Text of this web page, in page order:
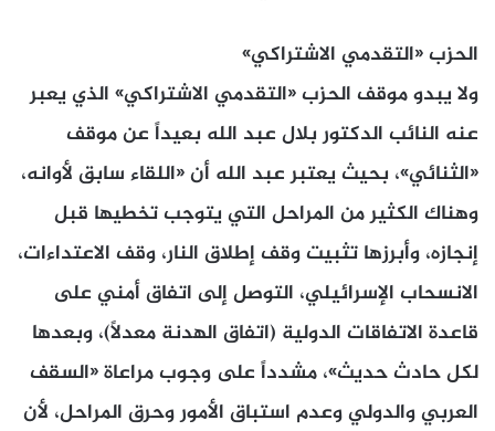
الحزب «التقدمي الاشتراكي»
ولا يبدو موقف الحزب «التقدمي الاشتراكي» الذي يعبر
عنه النائب الدكتور بلال عبد الله بعيداً عن موقف
«الثنائي»، بحيث يعتبر عبد الله أن «اللقاء سابق لأوانه،
وهناك الكثير من المراحل التي يتوجب تخطيها قبل
إنجازه، وأبرزها تثبيت وقف إطلاق النار، وقف الاعتداءات،
الانسحاب الإسرائيلي، التوصل إلى اتفاق أمني على
قاعدة الاتفاقات الدولية (اتفاق الهدنة معدلاً)، وبعدها
لكل حادث حديث»، مشدداً على وجوب مراعاة «السقف
العربي والدولي وعدم استباق الأمور وحرق المراحل، لأن